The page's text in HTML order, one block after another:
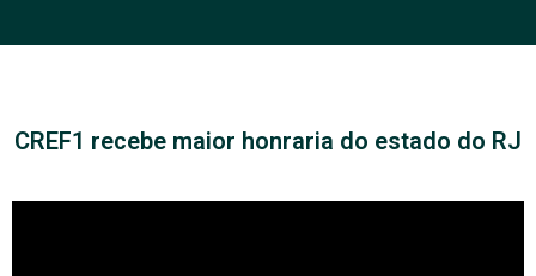
CREF1 recebe maior honraria do estado do RJ